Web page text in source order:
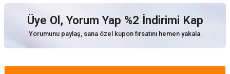
Üye Ol, Yorum Yap %2 İndirimi Kap
Yorumunu paylaş, sana özel kupon fırsatını hemen yakala.